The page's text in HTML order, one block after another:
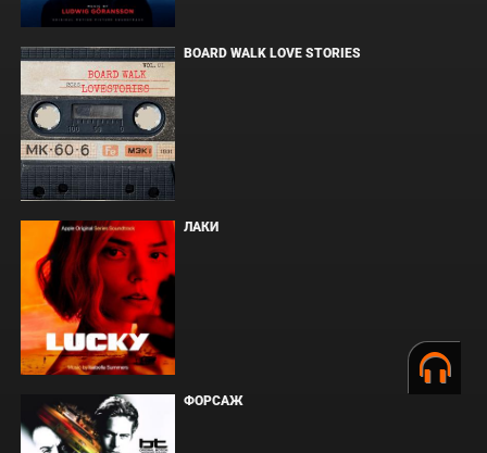
BOARD WALK LOVE STORIES
ЛАКИ
ФОРСАЖ